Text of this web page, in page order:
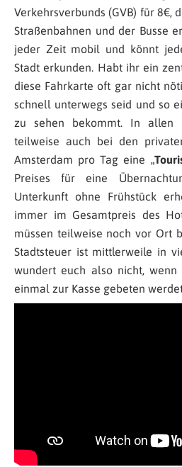
Verkehrsverbunds (GVB) für 8€,
Straßenbahnen und der Busse
jeder Zeit mobil und könnt
Stadt erkunden. Habt ihr ein
diese Fahrkarte oft gar nicht
schnell unterwegs seid und so
zu sehen bekommt. In allen
teilweise auch bei den
Amsterdam pro Tag eine „
Preises für eine
Unterkunft ohne Frühstück
immer im Gesamtpreis des
müssen teilweise noch vor Ort
Stadtsteuer ist mittlerweile in
wundert euch also nicht,
einmal zur Kasse gebeten